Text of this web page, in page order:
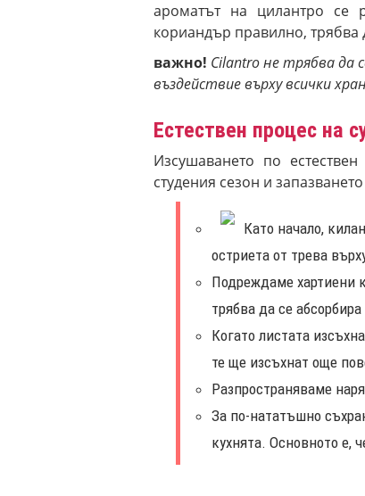
ароматът на цилантро се
кориандър правилно, трябва
важно! Cilantro не трябва да
въздействие върху всички
Естествен процес на
Изсушаването по
студения сезон и
Като начало,
остриета от трева
Подреждаме хартиени
трябва да се абсорбира
Когато листата
те ще изсъхнат още
Разпространяваме
За по-нататъшно
кухнята. Основното е,